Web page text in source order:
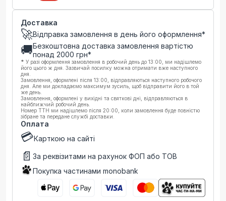
Доставка
🚀Відправка замовлення в день його оформлення*
🚚Безкоштовна доставка замовлення вартістю
понад 2000 грн*
* У разі оформлення замовлення в робочий день до 13:00, ми надішлемо
його цього ж дня. Зазвичай посилку можна отримати вже наступного
дня.
Замовлення, оформлені після 13:00, відправляються наступного робочого
дня. Але ми докладаємо максимум зусиль, щоб відправити його в той
же день.
Замовлення, оформлені у вихідні та святкові дні, відправляються в
найближчий робочий день.
Номер ТТН ми надішлемо після 20:00, коли замовлення буде повністю
зібране та передане службі доставки.
Оплата
💳Карткою на сайті
📄 За реквізитами на рахунок ФОП або ТОВ
Покупка частинами monobank